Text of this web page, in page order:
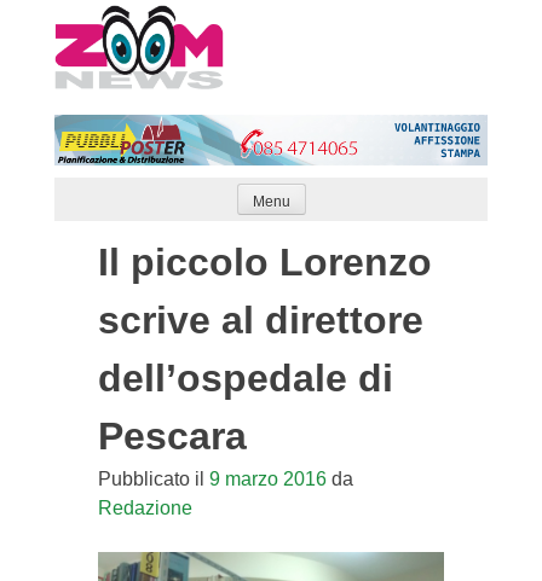
to
content
Menu
Il piccolo Lorenzo
scrive al direttore
dell’ospedale di
Pescara
Pubblicato il 9 marzo 2016da
Redazione